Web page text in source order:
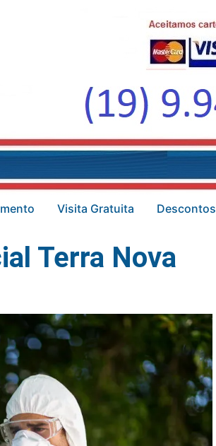
Visita Gratuita Descontos
Terra Nova